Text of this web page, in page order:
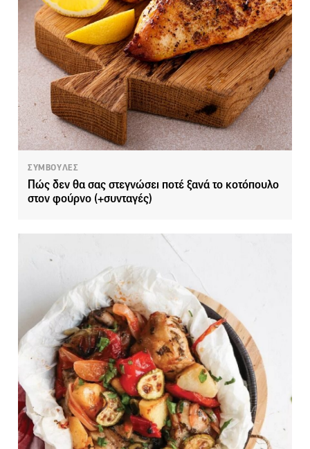
ΣΥΜΒΟΥΛΕΣ
Πώς δεν θα σας στεγνώσει ποτέ ξανά το κοτόπουλο
στον φούρνο (+συνταγές)